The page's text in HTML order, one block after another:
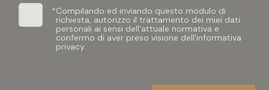
*Compilando ed inviando questo modulo di
richiesta, autorizzo il trattamento dei miei dati
personali ai sensi dell'attuale normativa e
confermo di aver preso visione dell'informativa
privacy.